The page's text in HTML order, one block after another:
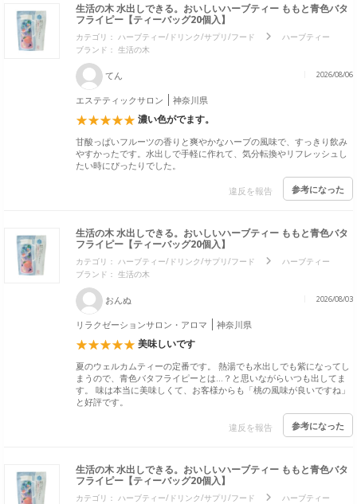
生活の木 水出しできる。おいしいハーブティー ももと青色バタ
フライピー【ティーバッグ20個入】
カテゴリ： ハーブティー/ドリンク/サプリ/フード
ハーブティー
ブランド： 生活の木
てん 2026/08/06
エステティックサロン 神奈川県
濃い色がでます。
甘酸っぱいフルーツの香りと爽やかなハーブの風味で、すっきり飲み
やすかったです。水出しで手軽に作れて、気分転換やリフレッシュし
たい時にぴったりでした。
違反を報告 参考になった
生活の木 水出しできる。おいしいハーブティー ももと青色バタ
フライピー【ティーバッグ20個入】
カテゴリ： ハーブティー/ドリンク/サプリ/フード
ハーブティー
ブランド： 生活の木
おんぬ 2026/08/03
リラクゼーションサロン・アロマ 神奈川県
美味しいです
夏のウェルカムティーの定番です。 熱湯でも水出しでも紫になってし
まうので、青色バタフライピーとは...？と思いながらいつも出してま
す。 味は本当に美味しくて、お客様からも「桃の風味が良いですね」
と好評です。
違反を報告 参考になった
生活の木 水出しできる。おいしいハーブティー ももと青色バタ
フライピー【ティーバッグ20個入】
カテゴリ： ハーブティー/ドリンク/サプリ/フード
ハーブティー